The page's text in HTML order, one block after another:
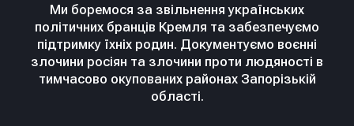
Ми боремося за звільнення українських
політичних бранців Кремля та забезпечуємо
підтримку їхніх родин. Документуємо воєнні
злочини росіян та злочини проти людяності в
тимчасово окупованих районах Запорізькій
області.